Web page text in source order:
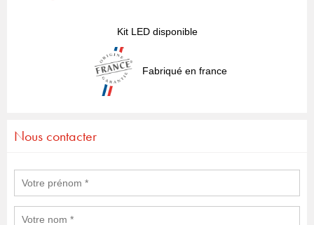
Kit LED disponible
Fabriqué en france
Nous contacter